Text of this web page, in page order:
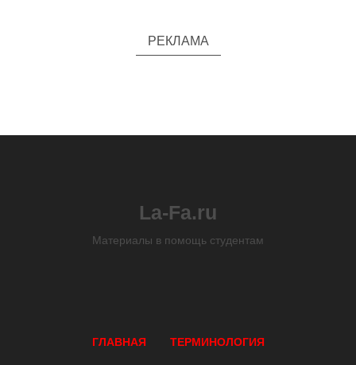
РЕКЛАМА
La-Fa.ru
Материалы в помощь студентам
ГЛАВНАЯ ТЕРМИНОЛОГИЯ